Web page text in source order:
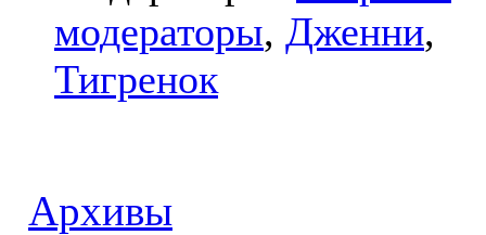
модераторы, Дженни,
Тигренок
Архивы